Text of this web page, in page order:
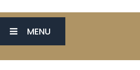
MENU